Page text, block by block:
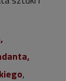
,